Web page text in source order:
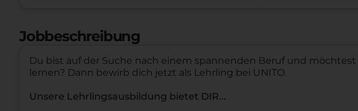
Jobbeschreibung
Du bist auf der Suche nach einem spannenden Beruf und
lernen? Dann bewirb dich jetzt als Lehrling bei UNITO.
Unsere Lehrlingsausbildung bietet DIR...